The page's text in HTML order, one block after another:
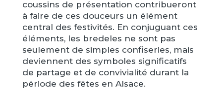
coussins de présentation contribueront
à faire de ces douceurs un élément
central des festivités. En conjuguant ces
éléments, les bredeles ne sont pas
seulement de simples confiseries, mais
deviennent des symboles significatifs
de partage et de convivialité durant la
période des fêtes en Alsace.